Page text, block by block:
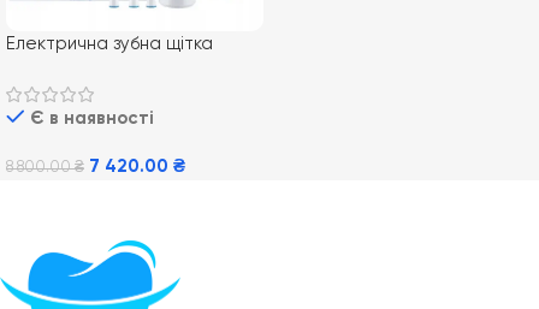
Електрична зубна щітка
Rose Gold + Etui USB
Є в наявності
8 800.00₴ 7 420.00 ₴